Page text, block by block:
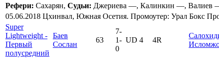
Рефери: Сахарян, Судьи: Джериева —, Калинкин —, Валиев
05.06.2018 Цхинвал, Южная Осетия. Промоутер: Урал Бокс
Super
Lightweight -
Первый
полусредний
Баев
Сослан
63
7-
1-
0
UD 4 4R